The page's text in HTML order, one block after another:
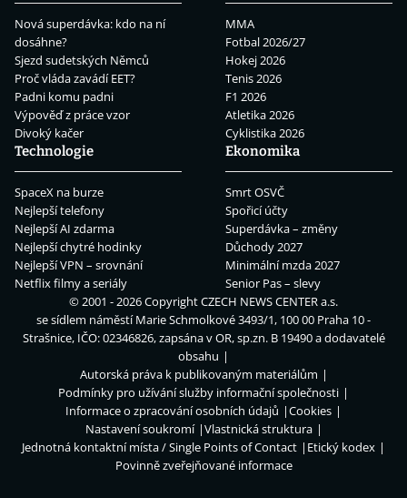
Nová superdávka: kdo na ní
dosáhne?
Sjezd sudetských Němců
Proč vláda zavádí EET?
Padni komu padni
Výpověď z práce vzor
Divoký kačer
MMA
Fotbal 2026/27
Hokej 2026
Tenis 2026
F1 2026
Atletika 2026
Cyklistika 2026
Technologie
SpaceX na burze
Nejlepší telefony
Nejlepší AI zdarma
Nejlepší chytré hodinky
Nejlepší VPN – srovnání
Netflix filmy a seriály
Ekonomika
Smrt OSVČ
Spořicí účty
Superdávka – změny
Důchody 2027
Minimální mzda 2027
Senior Pas – slevy
© 2001 - 2026 CopyrightCZECH NEWS CENTER a.s.
se sídlem náměstí Marie Schmolkové 3493/1, 100 00 Praha 10 -
Strašnice, IČO: 02346826, zapsána v OR, sp.zn. B 19490 a dodavatelé
obsahu
Autorská práva k publikovaným materiálům
Podmínky pro užívání služby informační společnosti
Informace o zpracování osobních údajů
Cookies
Nastavení soukromí
Vlastnická struktura
Jednotná kontaktní místa / Single Points of Contact
Etický kodex
Povinně zveřejňované informace